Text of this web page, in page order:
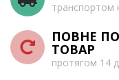
транспортом
ПОВНЕ
ТОВАР
протягом 14